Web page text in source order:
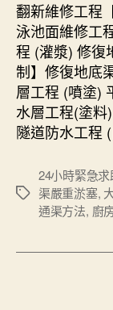
翻新維修工程
泳池面維修工
程 (灌漿) 修復
制】修復地底
層工程 (噴塗)
水層工程(塗
隧道防水工程
Tags
24小時緊急求
渠嚴重淤塞,
通渠方法, 廚